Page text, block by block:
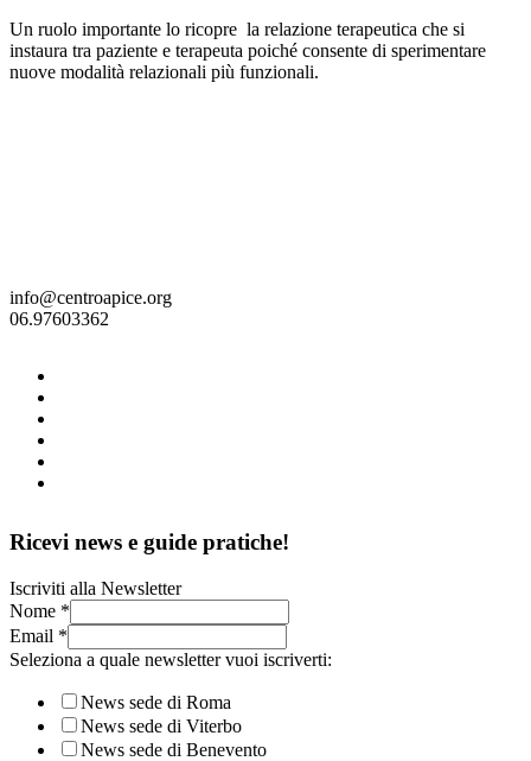
Un ruolo importante lo ricopre la relazione terapeutica che si
instaura tra paziente e terapeuta poiché consente di sperimentare
nuove modalità relazionali più funzionali.
info@centroapice.org
06.97603362
Ricevi news e guide pratiche!
Iscriviti alla Newsletter
Nome *
Email *
Seleziona a quale newsletter vuoi iscriverti:
News sede di Roma
News sede di Viterbo
News sede di Benevento